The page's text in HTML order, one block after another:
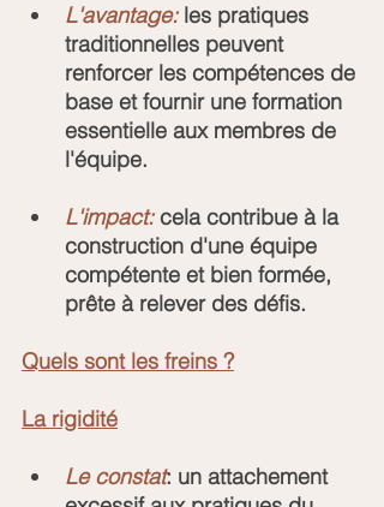
L'avantage: les pratiques
traditionnelles peuvent
renforcer les compétences de
base et fournir une formation
essentielle aux membres de
l'équipe.
L'impact: cela contribue à la
construction d'une équipe
compétente et bien formée,
prête à relever des défis.
Quels sont les freins ?
La rigidité
Le constat: un attachement